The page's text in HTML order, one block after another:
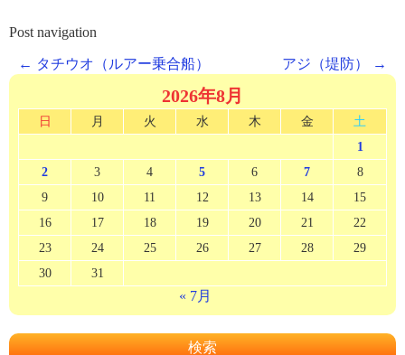
Post navigation
← タチウオ（ルアー乗合船） アジ（堤防） →
2026年8月
日 月 火 水 木 金
土
1
2
3 4 5 6 7
8
9
10 11 12 13 14
15
16
17 18 19 20 21
22
23
24 25 26 27 28
29
30
31
« 7月
検索